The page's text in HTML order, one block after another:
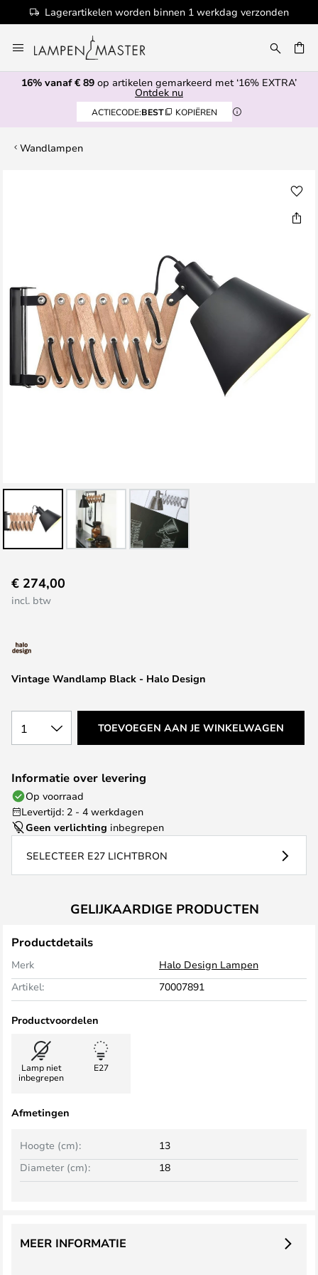
Lagerartikelen worden binnen 1 werkdag verzonden
naar
de
inhoud
16% vanaf € 89 op artikelen gemarkeerd met ‘16% EXTRA’
Ontdek nu
ACTIECODE:BEST KOPIËREN
Wandlampen
afbeeldingen-
gallerij
naar
het
van
afbeeldingen-
Vintage Wandlamp Black - Halo Design
€ 274,00
incl. btw
1 TOEVOEGEN AAN JE WINKELWAGEN
Informatie over levering
Op voorraad
Levertijd: 2 - 4 werkdagen
Geen verlichting inbegrepen
SELECTEER E27 LICHTBRON
GELIJKAARDIGE PRODUCTEN
Productdetails
Merk
Halo Design Lampen
Artikel:
70007891
Productvoordelen
Lamp niet
inbegrepen
E27
Afmetingen
Hoogte (cm):
13
Diameter (cm):
18
MEER INFORMATIE